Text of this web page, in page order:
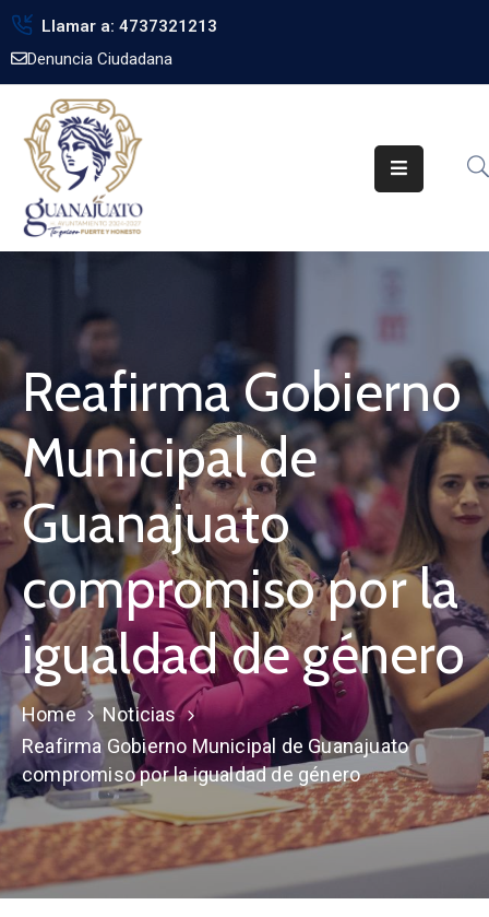
Llamar a: 4737321213
Denuncia Ciudadana
Inicio
Gobierno
Trámites
Noticias
Pública
Biblioteca
Reafirma Gobierno
Municipal de
Guanajuato
compromiso por la
igualdad de género
Home
Noticias
Reafirma Gobierno Municipal de Guanajuato
compromiso por la igualdad de género